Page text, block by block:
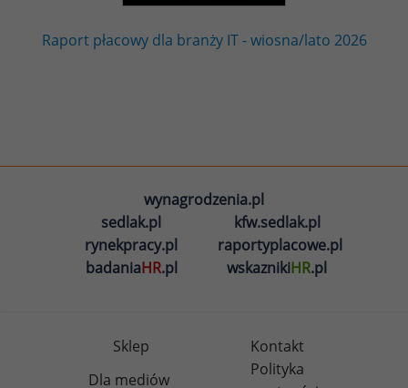
Raport płacowy dla branży IT - wiosna/lato 2026
wynagrodzenia.pl
sedlak.pl
kfw.sedlak.pl
rynekpracy.pl
raportyplacowe.pl
badaniaHR.pl wskaznikiHR.pl
Sklep
Kontakt
Dla mediów
Polityka